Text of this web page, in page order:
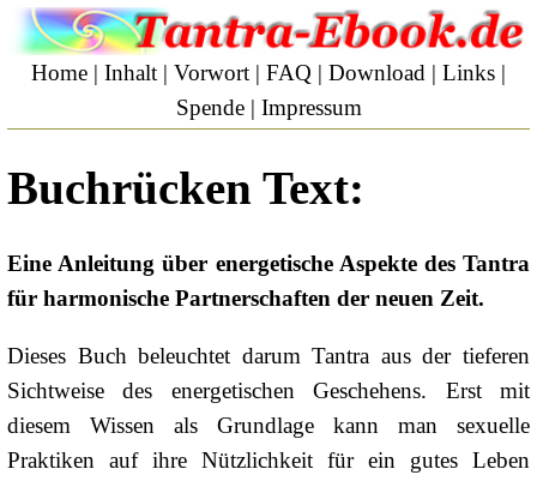
Home | Inhalt | Vorwort | FAQ | Download | Links |
Spende| Impressum
Buchrücken Text:
Eine Anleitung über energetische Aspekte des Tantra
für harmonische Partnerschaften der neuen Zeit.
Dieses Buch beleuchtet darum Tantra aus der tieferen
Sichtweise des energetischen Geschehens. Erst mit
diesem Wissen als Grundlage kann man sexuelle
Praktiken auf ihre Nützlichkeit für ein gutes Leben